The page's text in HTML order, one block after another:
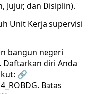
Jujur, dan Disiplin).
Unit Kerja supervisi
bangun negeri
Daftarkan diri Anda
🔗
Batas